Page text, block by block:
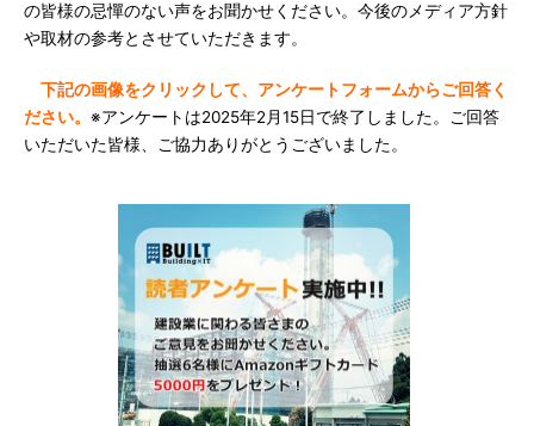
の皆様の忌憚のない声をお聞かせください。今後のメディア方針
や取材の参考とさせていただきます。
下記の画像をクリックして、アンケートフォームからご回答く
ださい。 ※アンケートは2025年2月15日で終了しました。ご回答
いただいた皆様、ご協力ありがとうございました。